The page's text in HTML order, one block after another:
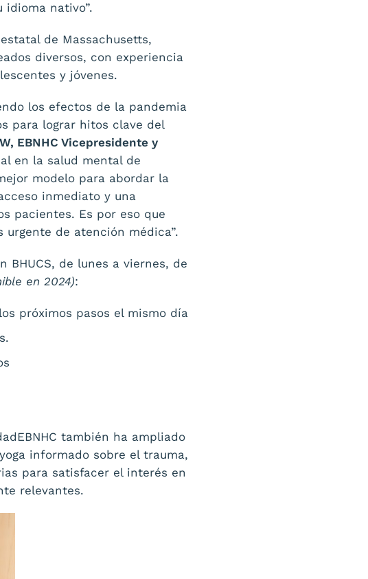
nativo”.
de Massachusetts,
diversos, con experiencia
y jóvenes.
los efectos de la pandemia
para lograr hitos clave del
EBNHC Vicepresidente y
en la salud mental de
modelo para abordar la
inmediato y una
pacientes. Es por eso que
urgente de atención médica”.
BHUCS, de lunes a viernes, de
en 2024):
próximos pasos el mismo día
también ha ampliado
informado sobre el trauma,
para satisfacer el interés en
relevantes.